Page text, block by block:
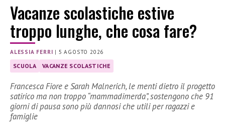
Vacanze scolastiche estive
troppo lunghe, che cosa fare?
ALESSIA FERRI | 5 AGOSTO 2026
SCUOLA VACANZE SCOLASTICHE
Francesca Fiore e Sarah Malnerich, le menti dietro il progetto
satirico ma non troppo “mammadimerda”, sostengono che 91
giorni di pausa sono più dannosi che utili per ragazzi e
famiglie